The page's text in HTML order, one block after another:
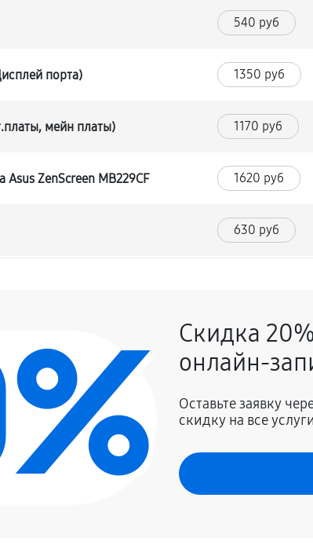
540 руб
порта) 1350 руб
мейн платы) 1170 руб
ZenScreen MB229CF 1620 руб
630 руб
630 руб
Скидка
онлайн-
Оставьте заявку
скидку на все